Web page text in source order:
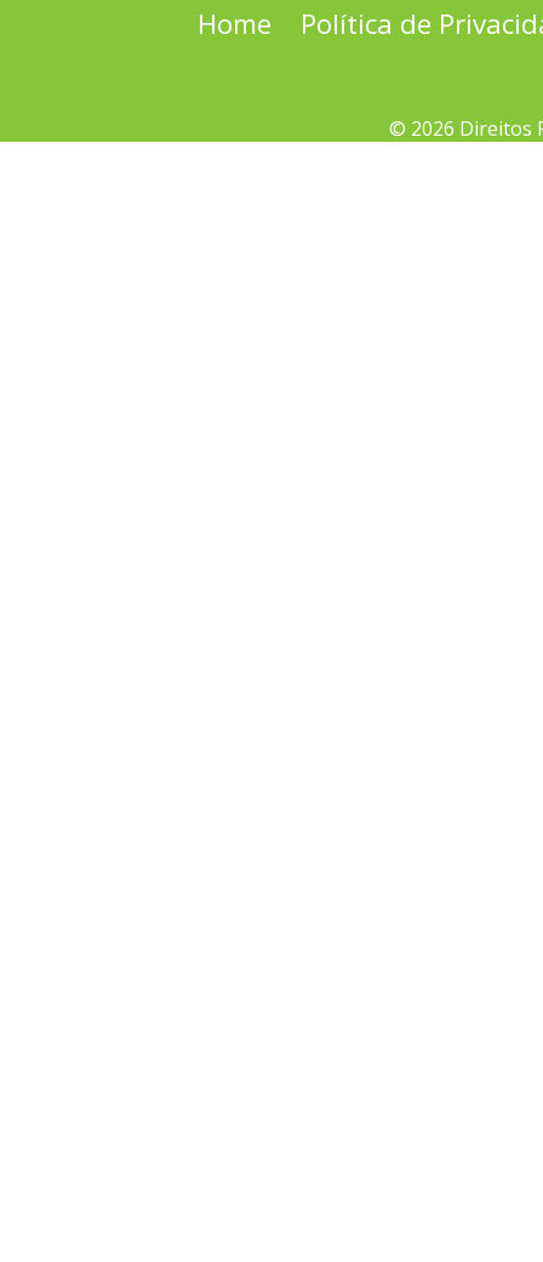
Home Política de
© 2026 Direitos